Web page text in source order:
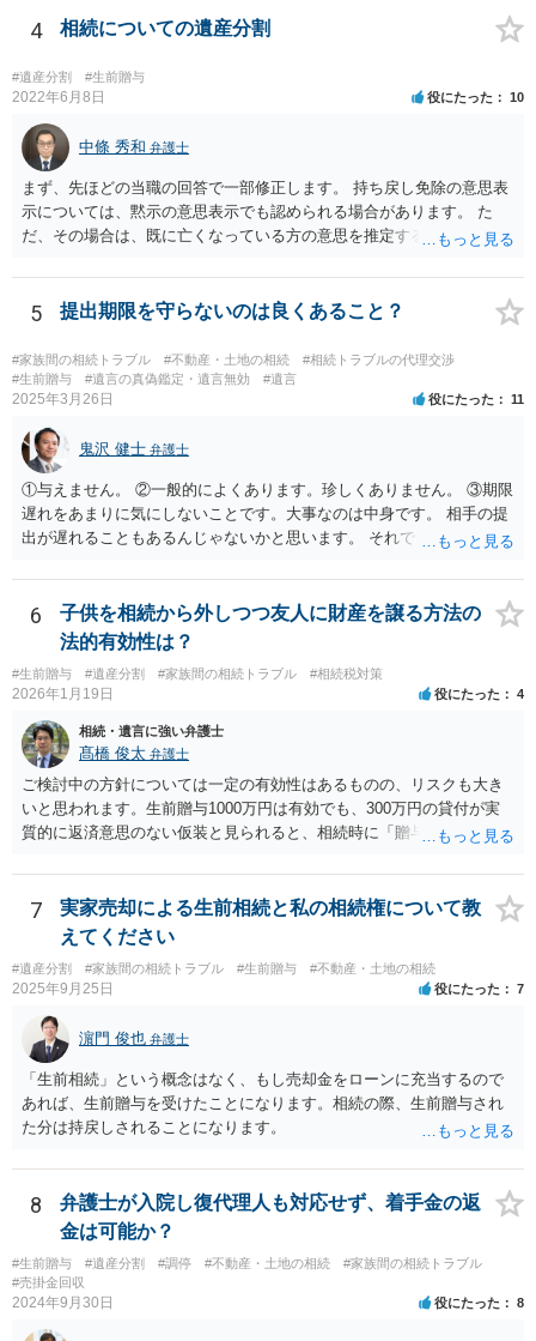
がしますね。
4 相続についての遺産分割
#遺産分割 #生前贈与
2022年6月8日 役にたった 10
中條 秀和 弁護士
まず、先ほどの当職の回答で一部修正します。 持ち戻し免除の意思表
示については、黙示の意思表示でも認められる場合があります。 た
だ、その場合は、既に亡くなっている方の意思を推定することになり
持ち戻し免除の意思表示は書面で明確にしておいていただくべきとい
う結論は変わりません。 誤解を与えるような回答でした。失礼しまし
た。 文言については、「〇〇に対する生前贈与による特別受益の持ち
戻しをすべて免除する」というのがオーソドックスなものですが、ご
心配ならば、弁護士のところに行って、特別受益となりそうな贈与に
ついて説明した上で、適切な文言についてご相談してみてはいかがで
しょうか。
5 提出期限を守らないのは良くあること？
#家族間の相続トラブル #不動産・土地の相続
#相続トラブルの代理交渉
#生前贈与
#遺言の真偽鑑定・遺言無効 #遺言
2025年3月26日 役にたった 11
鬼沢 健士 弁護士
①与えません。 ②一般的によくあります。珍しくありません。 ③期限
遅れをあまりに気にしないことです。大事なのは中身です。 相手の提
出が遅れることもあるんじゃないかと思います。 それでもあなた有利
6
子供を相続から外しつつ友人に財産を譲る方法の
法的有効性は？
#生前贈与 #遺産分割 #家族間の相続トラブル #相続税対策
2026年1月19日 役にたった 4
相続・遺言に強い弁護士
髙橋 俊太 弁護士
ご検討中の方針については一定の有効性はあるものの、リスクも大き
いと思われます。生前贈与1000万円は有効でも、300万円の貸付が実
質的に返済意思のない仮装と見られると、相続時に「贈与」と評価さ
法として考えられるものとしては、 ①信託（家族信託・目的信託） 財
産を信託口に移し、受託者（信頼できる友人や専門職）に管理させ、
・生存中はあなたの生活費・介護費に優先充当 ・残余を友人や慈善団
体へ と使途を厳格に指定。相続ではなく信託帰属になるため、子の関
与を大きく排除できます。 ②遺言＋生命保険の組合せ 生活資金は手元
に残し、余剰資金で受取人を友人・団体にした保険を活用。保険金は
相続財産とは別枠で、遺留分対策にも有効と思われます。 ③負担付死
因贈与 「介護・見守り等を条件に、死亡時に財産を渡す」契約。条件
不履行なら無効にでき、老後の安心を担保できます。 ④ 寄附予約＋解
除条件 慈善団体への寄附を予約しつつ、資金不足時は解除できる条項
を設定。 などがあり得るかと思われます。
7
実家売却による生前相続と私の相続権について教
えてください
#遺産分割 #家族間の相続トラブル #生前贈与 #不動産・土地の相続
2025年9月25日 役にたった 7
濵門 俊也 弁護士
「生前相続」という概念はなく、もし売却金をローンに充当するので
あれば、生前贈与を受けたことになります。相続の際、生前贈与され
た分は持戻しされることになります。
8
弁護士が入院し復代理人も対応せず、着手金の返
金は可能か？
#生前贈与 #遺産分割 #調停 #不動産・土地の相続
#家族間の相続トラブル
#売掛金回収
2024年9月30日 役にたった 8